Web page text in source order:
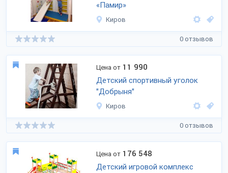
«Памир»
Киров
0 отзывов
Цена от 11 990
Детский спортивный уголок
"Добрыня"
Киров
0 отзывов
Цена от 176 548
Детский игровой комплекс